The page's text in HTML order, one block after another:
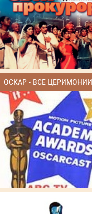
ОСКАР - ВСЕ ЦЕРИМОНИИ